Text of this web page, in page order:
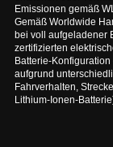
Emissionen gemäß
Gemäß Worldwide
bei voll aufgeladener
zertifizierten
Batterie-
aufgrund
Fahrverhalten,
Lithium-Ionen-